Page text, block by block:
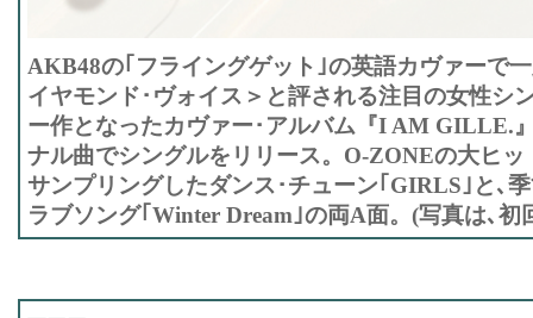
AKB48の｢フライングゲット｣の英語カヴァーで
イヤモンド･ヴォイス＞と評される注目の女性シ
ー作となったカヴァー･アルバム『I AM GILLE.
ナル曲でシングルをリリース。O-ZONEの大ヒッ
サンプリングしたダンス･チューン｢GIRLS｣と､
ラブソング｢Winter Dream｣の両A面。(写真は､初